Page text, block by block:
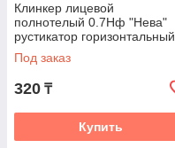
Клинкер лицевой
полнотелый 0.7Нф "Нева"
рустикатор горизонтальный
250x85x65 м клинкерный
Под заказ
320 ₸
Купить